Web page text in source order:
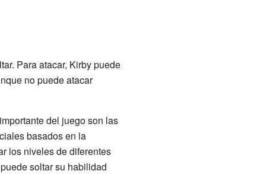
Para atacar, Kirby puede
no puede atacar
del juego son las
basados en la
los niveles de diferentes
soltar su habilidad